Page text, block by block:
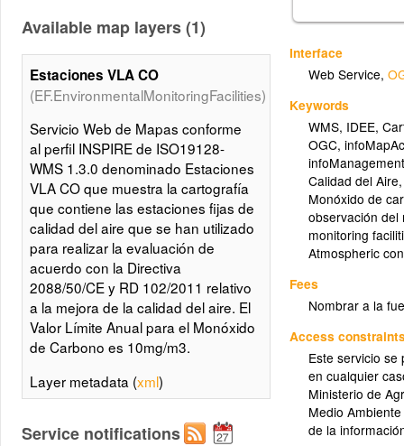
Interface
Web Service,
Keywords
WMS, IDEE,
OGC,
Calidad del Aire
Monóxido de
observación del
monitoring
Atmospheric
Fees
Nombrar a la
Access
Este servicio
en cualquier
Ministerio de
Medio
de la
Available map layers (1)
Estaciones VLA CO
(EF.EnvironmentalMonitoringFacilities)
Servicio Web de Mapas conforme
al perfil INSPIRE de ISO19128-
WMS 1.3.0 denominado Estaciones
VLA CO que muestra la cartografía
que contiene las estaciones fijas de
calidad del aire que se han utilizado
para realizar la evaluación de
acuerdo con la Directiva
2088/50/CE y RD 102/2011 relativo
a la mejora de la calidad del aire. El
Valor Límite Anual para el Monóxido
de Carbono es 10mg/m3.
Layer metadata (xml)
Service notifications